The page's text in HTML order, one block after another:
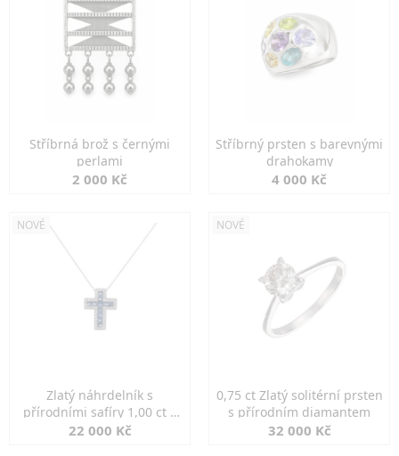
Stříbrná brož s černými
perlami
2 000 Kč
Stříbrný prsten s barevnými
drahokamy
4 000 Kč
NOVÉ
Zlatý náhrdelník s
přírodními safíry 1,00 ct a
diamanty
22 000 Kč
NOVÉ
0,75 ct Zlatý solitérní prsten
s přírodním diamantem
32 000 Kč